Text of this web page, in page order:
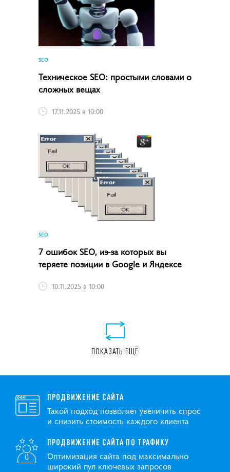
SEO
Техническое SEO: простыми словами о
сложных вещах
17.11.2025 в 10:00
SEO
7 ошибок SEO, из-за которых вы
теряете позиции в Google и Яндексе
10.11.2025 в 10:00
ПОКАЗАТЬ ЕЩЁ
ПРОДВИЖЕНИЕ САЙТА
Такой подход позволяет увеличить спрос
и снизить стоимость каждого клиента
ПРОДВИЖЕНИЕ САЙТА ПО ТРАФИКУ
Оптимизация сайта под максимально
широкий пул ключевых запросов